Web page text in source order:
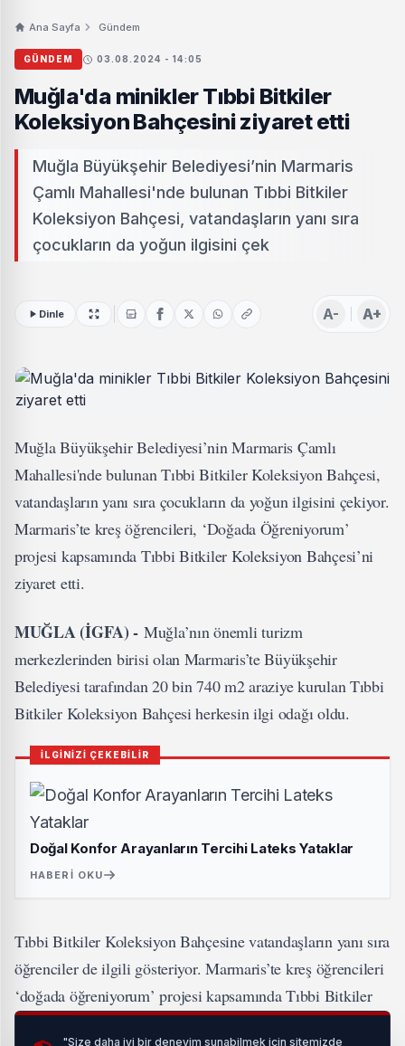
Ana Sayfa Gündem
GÜNDEM 03.08.2024 - 14:05
Muğla'da minikler Tıbbi Bitkiler
Koleksiyon Bahçesini ziyaret etti
Muğla Büyükşehir Belediyesi’nin Marmaris
Çamlı Mahallesi'nde bulunan Tıbbi Bitkiler
Koleksiyon Bahçesi, vatandaşların yanı sıra
çocukların da yoğun ilgisini çek
Dinle A- A+
Muğla Büyükşehir Belediyesi’nin Marmaris Çamlı
Mahallesi'nde bulunan Tıbbi Bitkiler Koleksiyon Bahçesi,
vatandaşların yanı sıra çocukların da yoğun ilgisini çekiyor.
Marmaris’te kreş öğrencileri, ‘Doğada Öğreniyorum’
projesi kapsamında Tıbbi Bitkiler Koleksiyon Bahçesi’ni
ziyaret etti.
MUĞLA (İGFA) - Muğla’nın önemli turizm
merkezlerinden birisi olan Marmaris’te Büyükşehir
Belediyesi tarafından 20 bin 740 m2 araziye kurulan Tıbbi
Bitkiler Koleksiyon Bahçesi herkesin ilgi odağı oldu.
İLGİNİZİ ÇEKEBİLİR
Doğal Konfor Arayanların Tercihi Lateks Yataklar
HABERI OKU
Tıbbi Bitkiler Koleksiyon Bahçesine vatandaşların yanı sıra
öğrenciler de ilgili gösteriyor. Marmaris’te kreş öğrencileri
‘doğada öğreniyorum’ projesi kapsamında Tıbbi Bitkiler
Koleksiyon Bahçesini ziyaret etti. Ziyaret sırasında minik
"Size daha iyi bir deneyim sunabilmek için sitemizde